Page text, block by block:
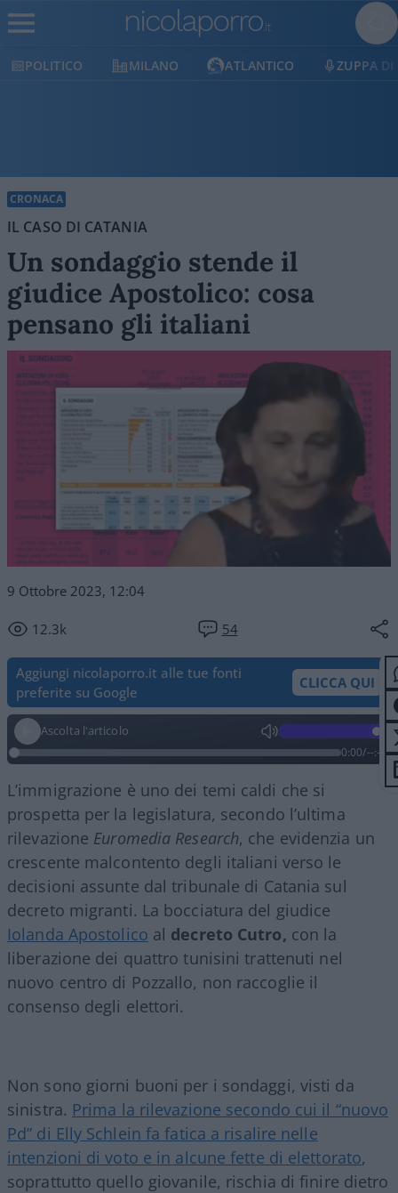
POLITICO MILANO ATLANTICO ZUPPA DI
CRONACA
IL CASO DI CATANIA
Un sondaggio stende il
giudice Apostolico: cosa
pensano gli italiani
9 Ottobre 2023, 12:04
12.3k 54
Aggiungi nicolaporro.it alle tue fonti
preferite su Google
CLICCA QUI
Ascolta l'articolo
0:00/--:--
L’immigrazione è uno dei temi caldi che si
prospetta per la legislatura, secondo l’ultima
rilevazione Euromedia Research, che evidenzia un
crescente malcontento degli italiani verso le
decisioni assunte dal tribunale di Catania sul
decreto migranti. La bocciatura del giudice
Iolanda Apostolico al decreto Cutro, con la
liberazione dei quattro tunisini trattenuti nel
nuovo centro di Pozzallo, non raccoglie il
consenso degli elettori.
Non sono giorni buoni per i sondaggi, visti da
sinistra. Prima la rilevazione secondo cui il “nuovo
Pd” di Elly Schlein fa fatica a risalire nelle
intenzioni di voto e in alcune fette di elettorato,
soprattutto quello giovanile, rischia di finire dietro